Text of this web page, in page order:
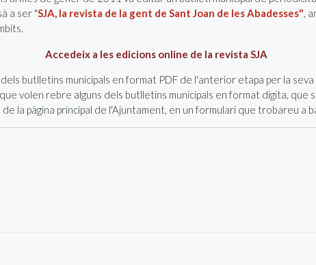
a ser "SJA, la revista de la gent de Sant Joan de les Abadesses",
Accedeix a les edicions online de la revista SJA
butlletins municipals en format PDF de l'anterior etapa per la
volen rebre alguns dels butlletins municipals en format digita, que
la pàgina principal de l'Ajuntament, en un formulari que trobareu a